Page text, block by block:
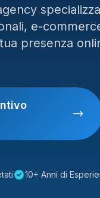
e-
presenza
10+ Anni di